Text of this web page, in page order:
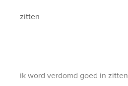
zitten
ik word verdomd goed in zitten